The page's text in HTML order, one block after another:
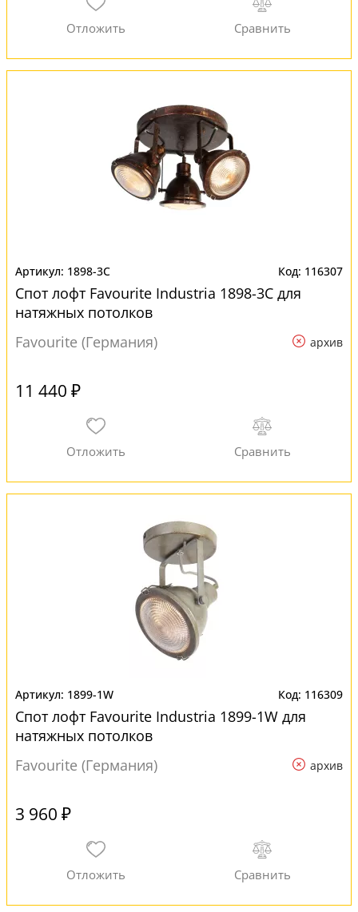
1898-3C 116307
Спот лофт Favourite Industria 1898-3C для
натяжных потолков
Favourite (Германия)
архив
11 440 ₽
1899-1W 116309
Спот лофт Favourite Industria 1899-1W для
натяжных потолков
Favourite (Германия)
архив
3 960 ₽